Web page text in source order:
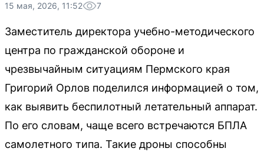
15 мая, 2026, 11:52 7
Заместитель директора учебно-методического
центра по гражданской обороне и
чрезвычайным ситуациям Пермского края
Григорий Орлов поделился информацией о том,
как выявить беспилотный летательный аппарат.
По его словам, чаще всего встречаются БПЛА
самолетного типа. Такие дроны способны